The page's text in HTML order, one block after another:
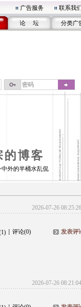
广告服务 联系我
论 坛 分类广
的博客
外的半桶水乱侃
2026-07-26 08:25:26
评论(0) 发表评
2026-07-26 08:21:04